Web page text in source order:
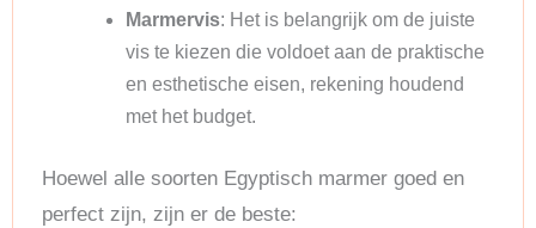
Marmervis: Het is belangrijk om de juiste
vis te kiezen die voldoet aan de praktische
en esthetische eisen, rekening houdend
met het budget.
Hoewel alle soorten Egyptisch marmer goed en
perfect zijn, zijn er de beste: